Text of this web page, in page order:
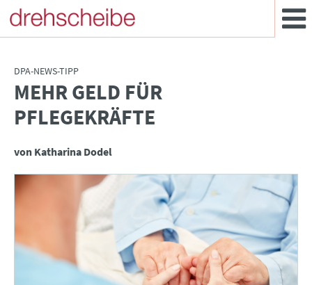
DPA-NEWS-TIPP
:MEHR GELD FÜR
PFLEGEKRÄFTE
von Katharina Dodel